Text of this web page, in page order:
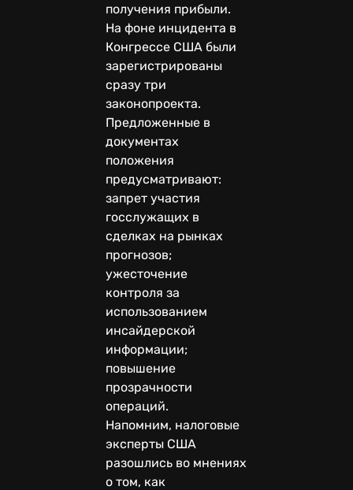
получения прибыли.
На фоне инцидента в
Конгрессе США были
зарегистрированы
сразу три
законопроекта.
Предложенные в
документах
положения
предусматривают:
запрет участия
госслужащих в
сделках на рынках
прогнозов;
ужесточение
контроля за
использованием
инсайдерской
информации;
повышение
прозрачности
операций.
Напомним, налоговые
эксперты США
разошлись во мнениях
о том, как